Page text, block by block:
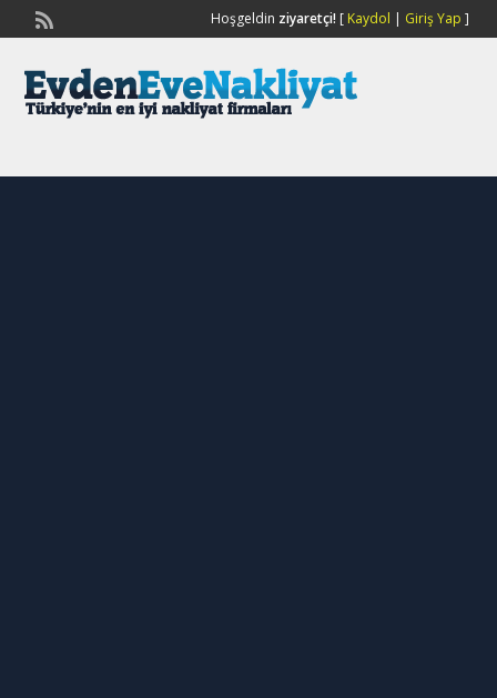
Hoşgeldin ziyaretçi![ Kaydol | Giriş Yap ]